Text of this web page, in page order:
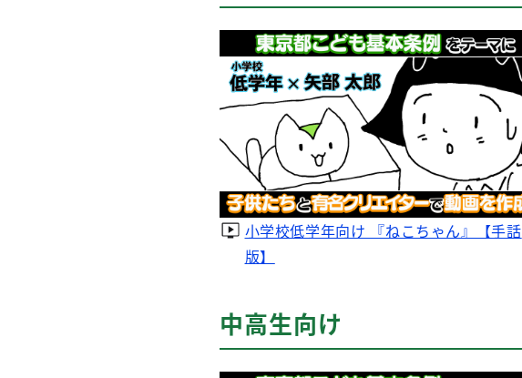
小学校低学年向け 『ねこちゃん』【手話
版】
中高生向け